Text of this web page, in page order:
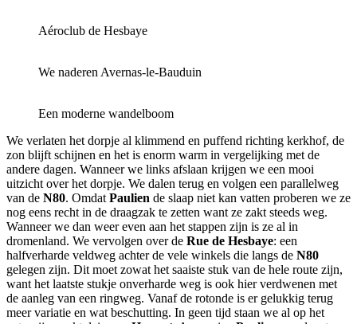
Aéroclub de Hesbaye
We naderen Avernas-le-Bauduin
Een moderne wandelboom
We verlaten het dorpje al klimmend en puffend richting kerkhof, de
zon blijft schijnen en het is enorm warm in vergelijking met de
andere dagen. Wanneer we links afslaan krijgen we een mooi
uitzicht over het dorpje. We dalen terug en volgen een parallelweg
van de N80. Omdat Paulien de slaap niet kan vatten proberen we ze
nog eens recht in de draagzak te zetten want ze zakt steeds weg.
Wanneer we dan weer even aan het stappen zijn is ze al in
dromenland. We vervolgen over de Rue de Hesbaye: een
halfverharde veldweg achter de vele winkels die langs de N80
gelegen zijn. Dit moet zowat het saaiste stuk van de hele route zijn,
want het laatste stukje onverharde weg is ook hier verdwenen met
de aanleg van een ringweg. Vanaf de rotonde is er gelukkig terug
meer variatie en wat beschutting. In geen tijd staan we al op het